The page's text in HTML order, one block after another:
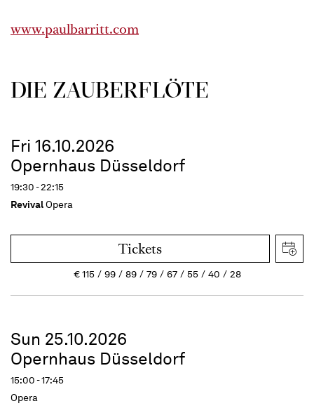
www.paulbarritt.com
DIE ZAUBER­FLÖTE
Fri 16.10.2026
Opernhaus Düsseldorf
19:30 - 22:15
RevivalOpera
Tickets
€115 99 89 79 67 55 40 28
Sun 25.10.2026
Opernhaus Düsseldorf
15:00 - 17:45
Opera